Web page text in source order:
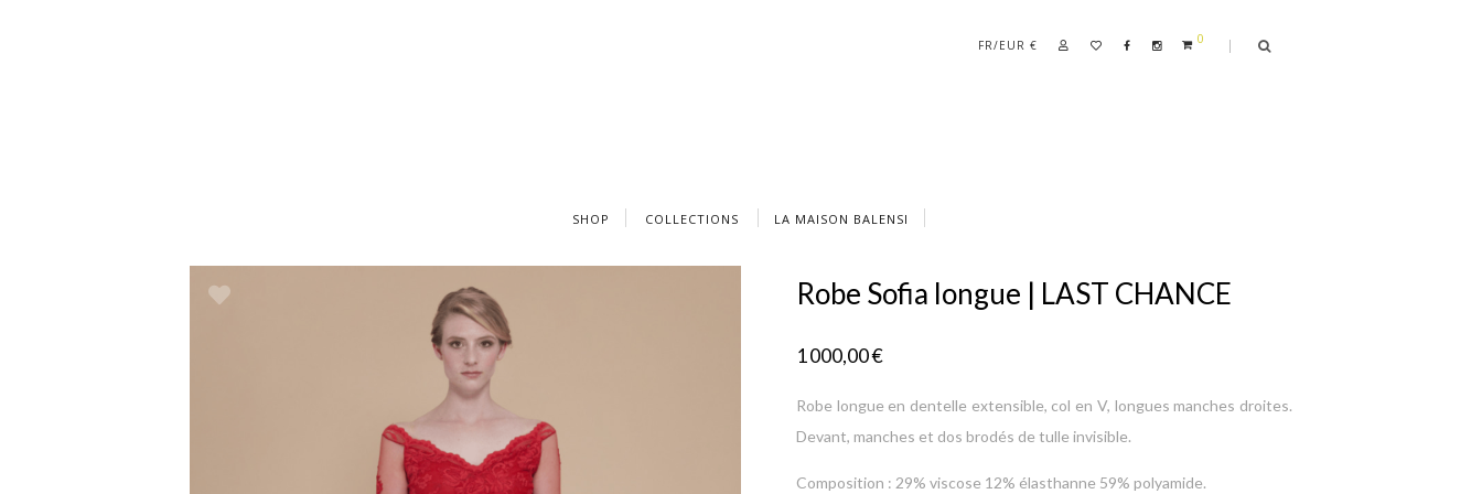
0
FR/EUR €
SHOP COLLECTIONS LA MAISON BALENSI
Robe Sofia longue | LAST CHANCE
1 000,00€
Robe longue en dentelle extensible, col en V, longues manches droites.
Devant, manches et dos brodés de tulle invisible.
Composition : 29% viscose 12% élasthanne 59% polyamide.